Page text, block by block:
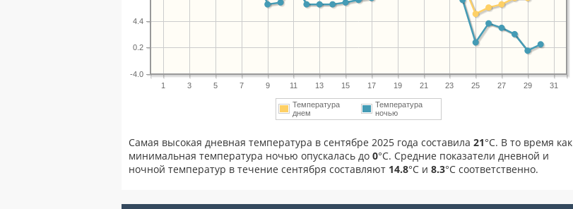
1 3 5 7 9 11 13 15 17 19 21 23 25 27 29 31
-4.0
0.2
4.4
Температура
днем
Температура
ночью
Самая высокая дневная температура в сентябре 2025 года составила 21°С. В то время как
минимальная температура ночью опускалась до 0°C. Средние показатели дневной и
ночной температур в течение сентября составляют 14.8°С и 8.3°С соответственно.